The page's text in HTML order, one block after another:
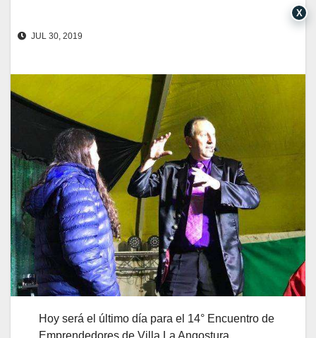
JUL 30, 2019
Hoy será el último día para el 14° Encuentro de
Emprendedores de Villa La Angostura.
X